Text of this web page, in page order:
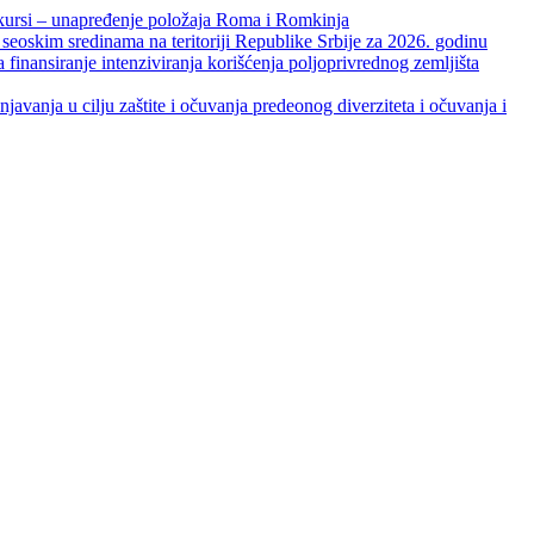
– unapređenje položaja Roma i Romkinja
sredinama na teritoriji Republike Srbije za 2026. godinu
intenziviranja korišćenja poljoprivrednog zemljišta
u cilju zaštite i očuvanja predeonog diverziteta i očuvanja i